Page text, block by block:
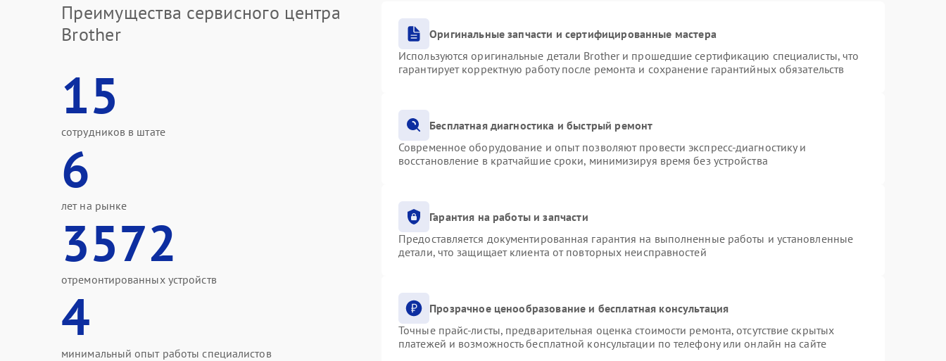
Преимущества сервисного центра
Brother
15
сотрудников в штате
6
лет на рынке
3572
отремонтированных устройств
4
минимальный опыт работы специалистов
Оригинальные запчасти и сертифицированные мастера
Используются оригинальные детали Brother и прошедшие сертификацию специалисты, что
гарантирует корректную работу после ремонта и сохранение гарантийных обязательств
Бесплатная диагностика и быстрый ремонт
Современное оборудование и опыт позволяют провести экспресс-диагностику и
восстановление в кратчайшие сроки, минимизируя время без устройства
Гарантия на работы и запчасти
Предоставляется документированная гарантия на выполненные работы и установленные
детали, что защищает клиента от повторных неисправностей
Прозрачное ценообразование и бесплатная консультация
Точные прайс-листы, предварительная оценка стоимости ремонта, отсутствие скрытых
платежей и возможность бесплатной консультации по телефону или онлайн на сайте